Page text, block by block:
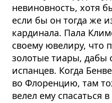
невиновность, хотя
если бы он тогда же
кардинала. Пала
своему ювелиру, что
золотые тиары, дабы
испанцев. Когда
во Флоренцию, там
велел ему спасаться